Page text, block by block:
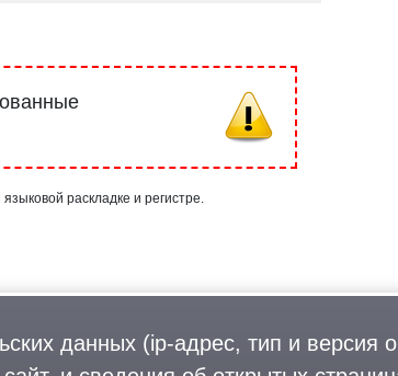
раскладке и регистре.
данных (ip-адрес, тип и версия